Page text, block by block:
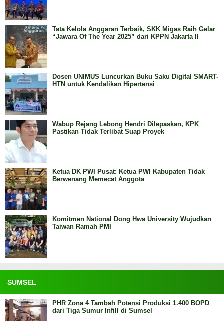
Tata Kelola Anggaran Terbaik, SKK Migas Raih Gelar
“Jawara Of The Year 2025” dari KPPN Jakarta II
Dosen UNIMUS Luncurkan Buku Saku Digital SMART-
HTN untuk Kendalikan Hipertensi
Wabup Rejang Lebong Hendri Dilepaskan, KPK
Pastikan Tidak Terlibat Suap Proyek
Ketua DK PWI Pusat: Ketua PWI Kabupaten Tidak
Berwenang Memecat Anggota
Komitmen National Dong Hwa University Wujudkan
Taiwan Ramah PMI
SUMSEL
PHR Zona 4 Tambah Potensi Produksi 1.400 BOPD
dari Tiga Sumur Infill di Sumsel